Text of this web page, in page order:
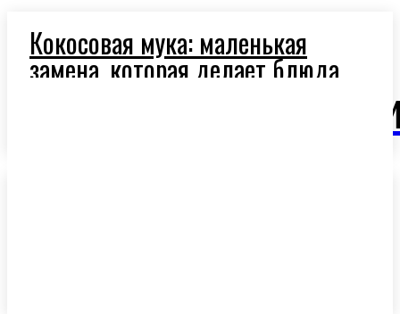
Кокосовая мука: маленькая
замена, которая делает блюда